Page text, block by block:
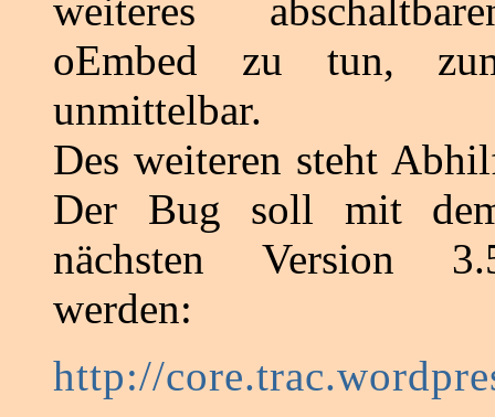
weiteres
oEmbed zu tun,
unmittelbar.
Des weiteren steht
Der Bug soll mit
nächsten Version
werden:
http://